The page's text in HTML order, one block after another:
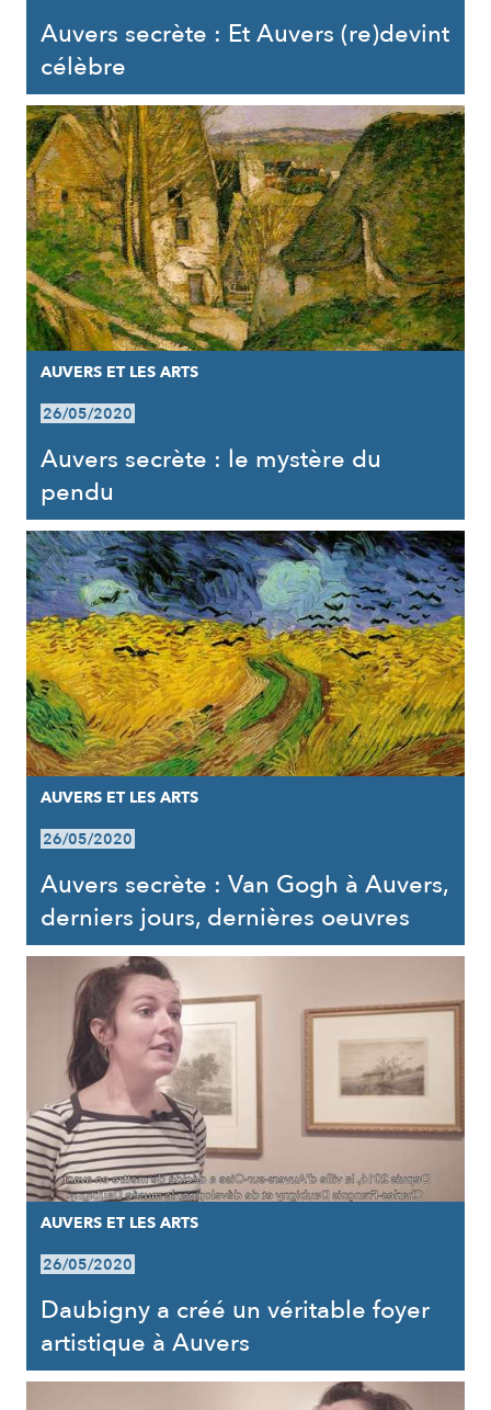
Auvers secrète : Et Auvers (re)devint
célèbre
AUVERS ET LES ARTS
26/05/2020
Auvers secrète : le mystère du
pendu
AUVERS ET LES ARTS
26/05/2020
Auvers secrète : Van Gogh à Auvers,
derniers jours, dernières oeuvres
AUVERS ET LES ARTS
26/05/2020
Daubigny a créé un véritable foyer
artistique à Auvers